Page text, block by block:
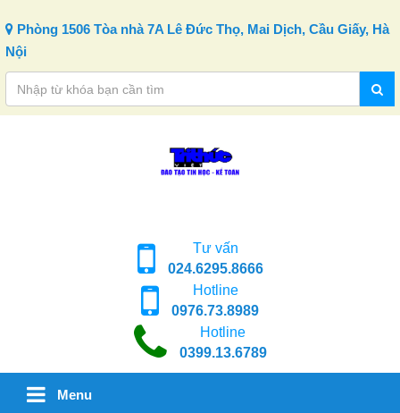
Phòng 1506 Tòa nhà 7A Lê Đức Thọ, Mai Dịch, Cầu Giấy, Hà
Nội
Tư vấn
024.6295.8666
Hotline
0976.73.8989
Hotline
0399.13.6789
Menu